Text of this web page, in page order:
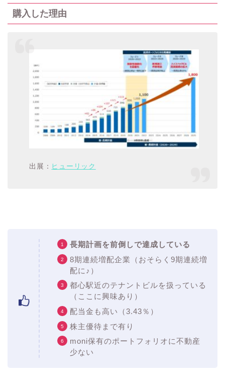
購入した理由
出展： ヒューリック
長期計画を前倒しで達成している
8期連続増配企業（おそらく9期連続増
配に♪）
都心駅近のテナントビルを扱っている
（ここに興味あり）
配当金も高い（3.43％）
株主優待まで有り
moni保有のポートフォリオに不動産
少ない